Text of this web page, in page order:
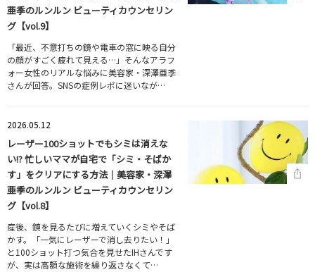
亜季のルンルン ビューティカウンセリン
グ【vol.9】
「最近、不意打ちの鏡や電車の窓に映る自分
の顔がすごく疲れて見える…」そんなアラフ
ォー女性のリアルな悩みに美容家・深澤亜季
さんが回答。SNSの症例レポに迷いなが…
2026.05.12
レーザー100ショットでもシミは消えな
い!? 忙しいママが自宅で「シミ・そばか
す」をクリアにする方法｜美容家・深澤
亜季のルンルン ビューティカウンセリン
グ【vol.8】
産後、鏡を見るたびに増えていくシミやそば
かす。「一気にレーザーで消し去りたい！」
と100ショット打つ気合を見せたIHさんです
が、実は高額な施術を繰り返さなくて…